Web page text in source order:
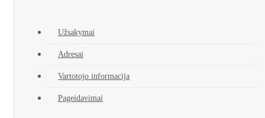
Užsakymai
Adresai
Vartotojo informacija
Pageidavimai